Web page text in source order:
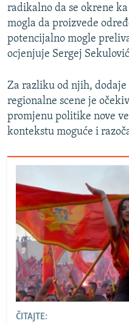
radikalno da se okrene
mogla da proizvede
potencijalno mogle
ocjenjuje Sergej
Za razliku od njih,
regionalne scene je
promjenu politike nove
kontekstu moguće i
ČITAJTE: